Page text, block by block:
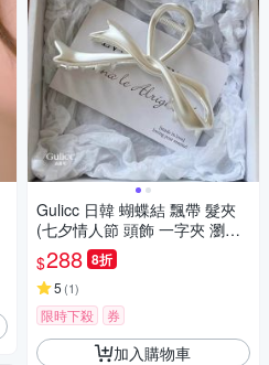
Gulicc 日韓 蝴蝶結 飄帶 髮夾
(七夕情人節 頭飾 一字夾 瀏海
夾 側邊夾 聖誕 禮物 主題穿搭)
$288 8折
5 (1)
限時下殺 券
加入購物車